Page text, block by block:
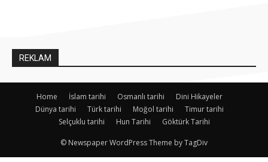
REKLAM
Home İslam tarihi Osmanlı tarihi
Dini Hikayeler
Dünya tarihi
Türk tarihi Moğol tarihi
Timur tarihi
Selçuklu tarihi
Hun Tarihi Göktürk Tarihi
© Newspaper WordPress Theme by TagDiv